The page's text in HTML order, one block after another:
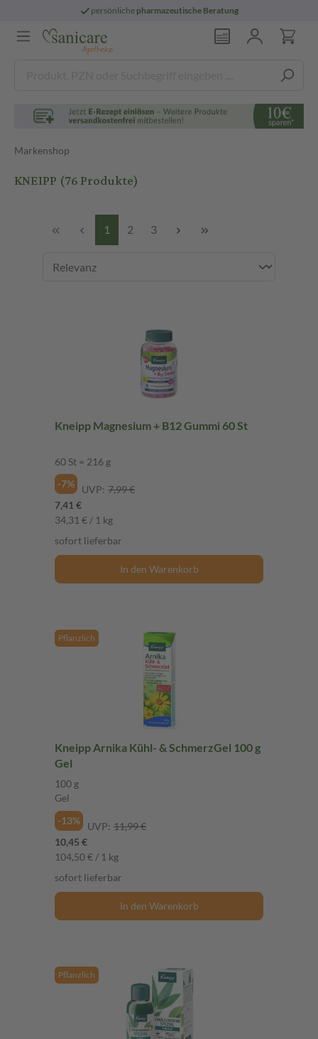
persönliche pharmazeutische Beratung
Markenshop
KNEIPP (76 Produkte)
1 2 3
Kneipp Magnesium + B12 Gummi 60 St
60 St = 216 g
-7%
UVP: 7,99 €
7,41 €
34,31 € / 1 kg
sofort lieferbar
In den Warenkorb
Pflanzlich
Kneipp Arnika Kühl- & SchmerzGel 100 g
Gel
100 g
Gel
-13%
UVP: 11,99 €
10,45 €
104,50 € / 1 kg
sofort lieferbar
In den Warenkorb
Pflanzlich